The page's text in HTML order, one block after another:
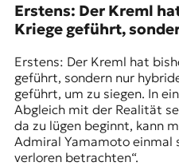
Erstens: Der Kreml
Kriege geführt,
Erstens: Der Kreml hat
geführt, sondern nur
geführt, um zu siegen. In
Abgleich mit der Realität
da zu lügen beginnt, kann
Admiral Yamamoto einmal
verloren betrachten“.